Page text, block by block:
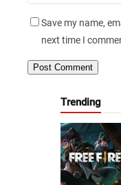
Save my name,
next time I
Trending